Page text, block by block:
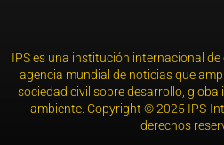
IPS es una institución internacional
agencia mundial de noticias que
sociedad civil sobre desarrollo,
ambiente. Copyright © 2025 IPS-
derechos